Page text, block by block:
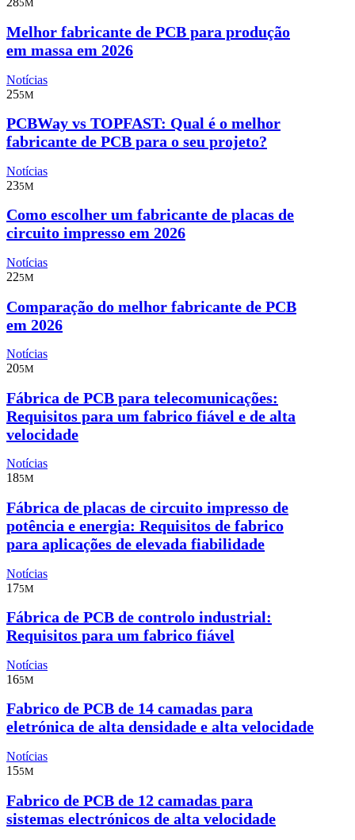
5M
Melhor fabricante de PCB para produção
em massa em 2026
Notícias
255M
PCBWay vs TOPFAST: Qual é o melhor
fabricante de PCB para o seu projeto?
Notícias
235M
Como escolher um fabricante de placas de
circuito impresso em 2026
Notícias
225M
Comparação do melhor fabricante de PCB
em 2026
Notícias
205M
Fábrica de PCB para telecomunicações:
Requisitos para um fabrico fiável e de alta
velocidade
Notícias
185M
Fábrica de placas de circuito impresso de
potência e energia: Requisitos de fabrico
para aplicações de elevada fiabilidade
Notícias
175M
Fábrica de PCB de controlo industrial:
Requisitos para um fabrico fiável
Notícias
165M
Fabrico de PCB de 14 camadas para
eletrónica de alta densidade e alta velocidade
Notícias
155M
Fabrico de PCB de 12 camadas para
sistemas electrónicos de alta velocidade